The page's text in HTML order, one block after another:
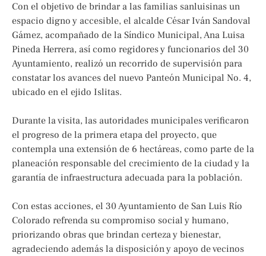
Con el objetivo de brindar a las familias sanluisinas un
espacio digno y accesible, el alcalde César Iván Sandoval
Gámez, acompañado de la Síndico Municipal, Ana Luisa
Pineda Herrera, así como regidores y funcionarios del 30
Ayuntamiento, realizó un recorrido de supervisión para
constatar los avances del nuevo Panteón Municipal No. 4,
ubicado en el ejido Islitas.
Durante la visita, las autoridades municipales verificaron
el progreso de la primera etapa del proyecto, que
contempla una extensión de 6 hectáreas, como parte de la
planeación responsable del crecimiento de la ciudad y la
garantía de infraestructura adecuada para la población.
Con estas acciones, el 30 Ayuntamiento de San Luis Río
Colorado refrenda su compromiso social y humano,
priorizando obras que brindan certeza y bienestar,
agradeciendo además la disposición y apoyo de vecinos